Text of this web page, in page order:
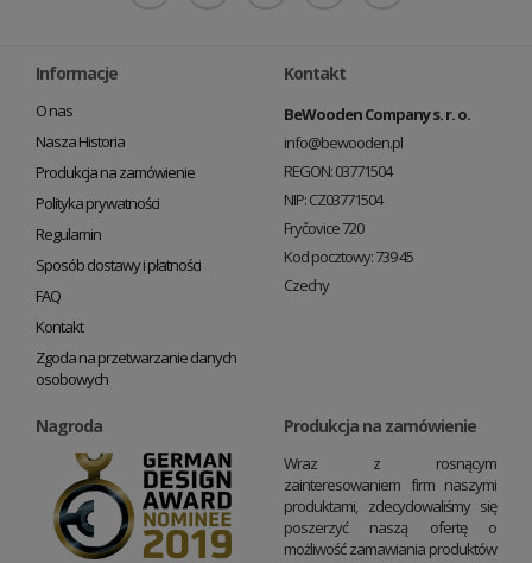
Informacje
O nas
Nasza Historia
Produkcja na zamówienie
Polityka prywatności
Regulamin
Sposób dostawy i płatności
FAQ
Kontakt
Zgoda na przetwarzanie danych
osobowych
Kontakt
BeWooden Company s. r. o.
info@bewooden.pl
REGON: 03771504
NIP: CZ03771504
Fryčovice 720
Kod pocztowy: 739 45
Czechy
Nagroda Produkcja na zamówienie
Wraz z rosnącym
zainteresowaniem firm naszymi
produktami, zdecydowaliśmy się
poszerzyć naszą ofertę o
możliwość zamawiania produktów